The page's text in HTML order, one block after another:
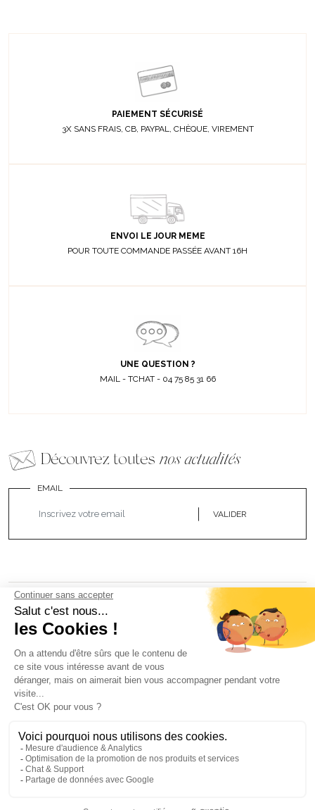
PAIEMENT SÉCURISÉ
3X SANS FRAIS, CB, PAYPAL, CHÈQUE, VIREMENT
ENVOI LE JOUR MEME
POUR TOUTE COMMANDE PASSÉE AVANT 16H
UNE QUESTION ?
MAIL - TCHAT - 04 75 85 31 66
Découvrez toutes nos actualités
EMAIL
VALIDER
NOS BIJOUX
CONTACTEZ-NOUS
Atelier Aismée est aussi disponible dans d’autres pays :